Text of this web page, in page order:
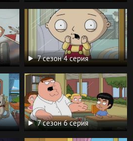
7 сезон 4 серия
7 сезон 6 серия